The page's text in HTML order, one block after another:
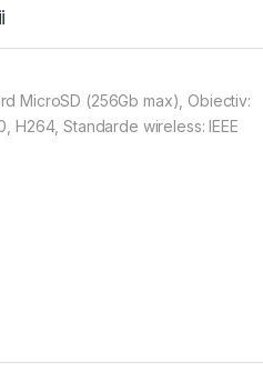
MicroSD (256Gb max), Obiectiv:
H264, Standarde wireless: IEEE